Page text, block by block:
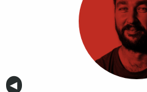
Anterior
◀︎